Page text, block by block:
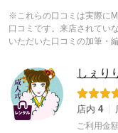
※これらの口コミは実際に
口コミです。来店されてい
いただいた口コミの加筆・
しぇり
店内 4
ご利用金